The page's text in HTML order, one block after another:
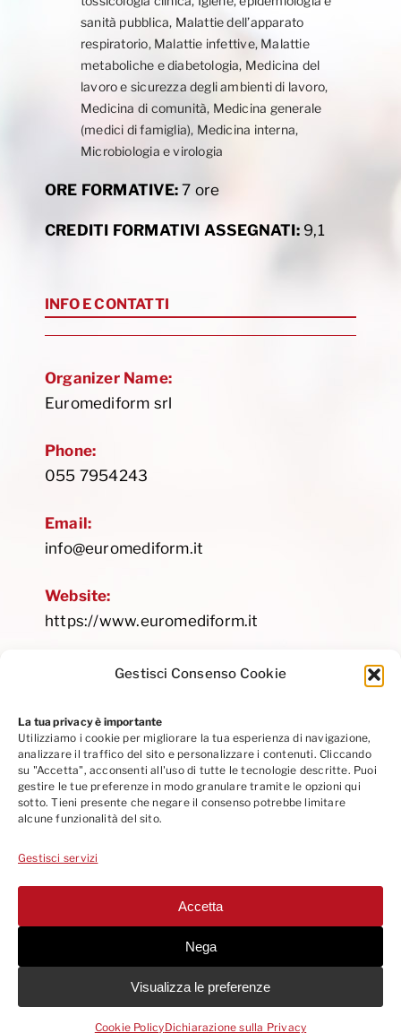
Gestisci Consenso Cookie
La tua privacy è importante
Utilizziamo i cookie per migliorare la tua esperienza di navigazione,
analizzare il traffico del sito e personalizzare i contenuti. Cliccando
su "Accetta", acconsenti all'uso di tutte le tecnologie descritte. Puoi
gestire le tue preferenze in modo granulare tramite le opzioni qui
sotto. Tieni presente che negare il consenso potrebbe limitare
alcune funzionalità del sito.
Gestisci servizi
Accetta
Nega
Visualizza le preferenze
Cookie PolicyDichiarazione sulla Privacy
sanità pubblica, Malattie dell’apparato
respiratorio, Malattie infettive, Malattie
metaboliche e diabetologia, Medicina del
lavoro e sicurezza degli ambienti di lavoro,
Medicina di comunità, Medicina generale
(medici di famiglia), Medicina interna,
Microbiologia e virologia
ORE FORMATIVE:7 ore
CREDITI FORMATIVI ASSEGNATI:9,1
INFO E CONTATTI
Organizer Name:
Euromediform srl
Phone:
055 7954243
Email:
info@euromediform.it
Website:
https://www.euromediform.it
Privacy Policy|Cookie Policy|Codice Etico
Seguici su Linkedin
info@euromediform.it
P.IVA 05370800483 - N.R.E.A. 541856 | All Rights Reserved |
Whistleblowing
Società soggetta a direzione e coordinamento da parte di Meduspace
S.p.A. Società Benefit